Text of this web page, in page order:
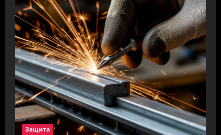
Защита